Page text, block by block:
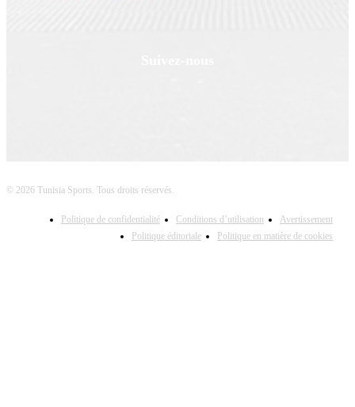
© 2026 Tunisia Sports. Tous droits réservés.
Politique de confidentialité Conditions d’utilisation
Avertissement
Politique éditoriale
Politique en matière de cookies